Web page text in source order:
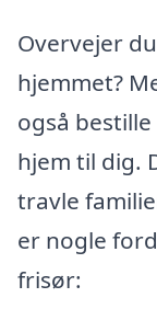
Overvejer
hjemmet?
også
hjem til dig.
travle
er nogle
frisør: